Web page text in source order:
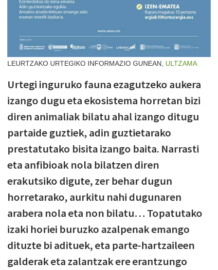
LEURTZAKO URTEGIKO INFORMAZIO GUNEAN, ULTZAMA
Urtegi inguruko fauna ezagutzeko aukera
izango dugu eta ekosistema horretan bizi
diren animaliak bilatu ahal izango ditugu
partaide guztiek, adin guztietarako
prestatutako bisita izango baita. Narrasti
eta anfibioak nola bilatzen diren
erakutsiko digute, zer behar dugun
horretarako, aurkitu nahi dugunaren
arabera nola eta non bilatu… Topatutako
izaki horiei buruzko azalpenak emango
dituzte bi adituek, eta parte-hartzaileen
galderak eta zalantzak ere erantzungo